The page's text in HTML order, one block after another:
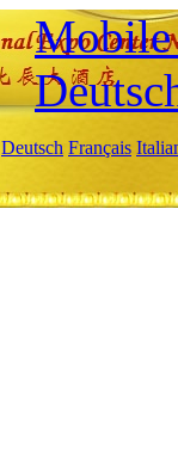
Mobile
Deutsch Français